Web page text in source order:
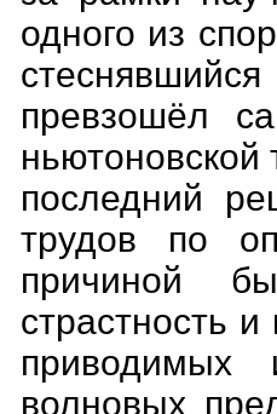
одного из
превзошёл
ньютоновской
последний
трудов по
причиной
страстность
волновых